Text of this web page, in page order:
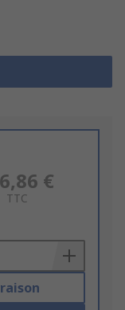
€
TTC